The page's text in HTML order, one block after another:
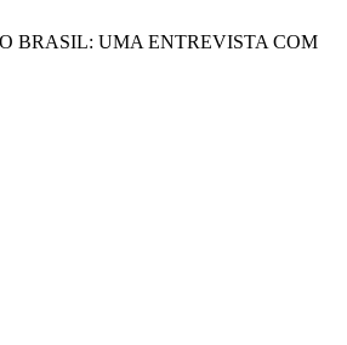
BRASIL: UMA ENTREVISTA COM